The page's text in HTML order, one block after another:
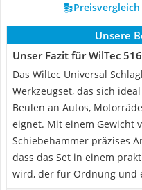
Unsere
Unser Fazit für WilTec
Das Wiltec Universal
Werkzeugset, das sich
Beulen an Autos,
eignet. Mit einem Gewicht
Schiebehammer präzises
dass das Set in einem
wird, der für Ordnung und